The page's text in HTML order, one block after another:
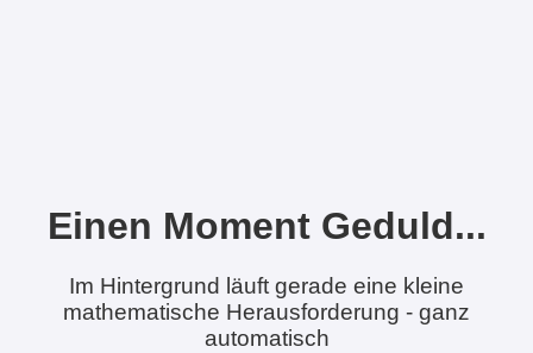
Einen Moment Geduld...
Im Hintergrund läuft gerade eine kleine
mathematische Herausforderung - ganz
automatisch